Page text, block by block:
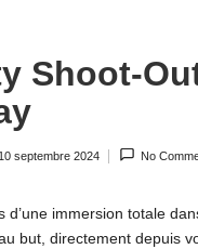
Shoot-
10 septembre 2024 No
d’une immersion totale
but, directement depuis